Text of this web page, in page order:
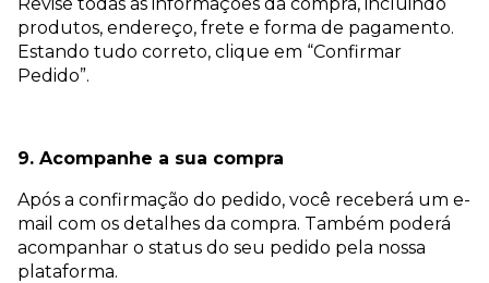
produtos, endereço, frete e forma de pagamento.
Estando tudo correto, clique em “Confirmar
Pedido”.
9. Acompanhe a sua compra
Após a confirmação do pedido, você receberá um e-
mail com os detalhes da compra. Também poderá
acompanhar o status do seu pedido pela nossa
plataforma.